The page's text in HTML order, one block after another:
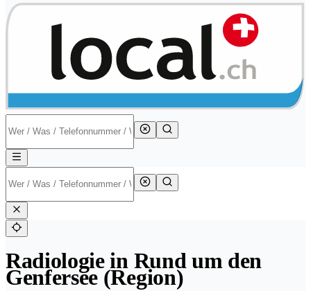
Radiologie in Rund um den
Genfersee (Region)